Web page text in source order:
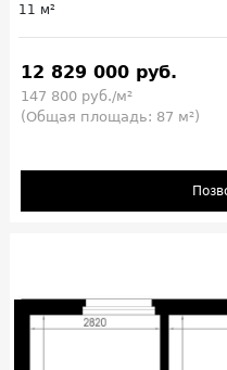
11 м²
12 829 000 руб.
147 800 руб./м²
(Общая площадь: 87 м²)